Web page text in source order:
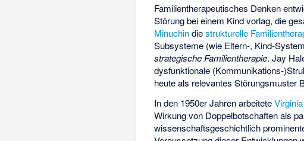
Familientherapeutisches Denken
Störung bei einem Kind vorlag, die
Minuchindiestrukturelle
Subsysteme (wie Eltern-, Kind-
strategische Familientherapie. Jay
dysfunktionale (Kommunikations-
heute als relevantes Störungsmuster
In den 1950er Jahren arbeitete
Wirkung von Doppelbotschaftenals
wissenschaftsgeschichtlich